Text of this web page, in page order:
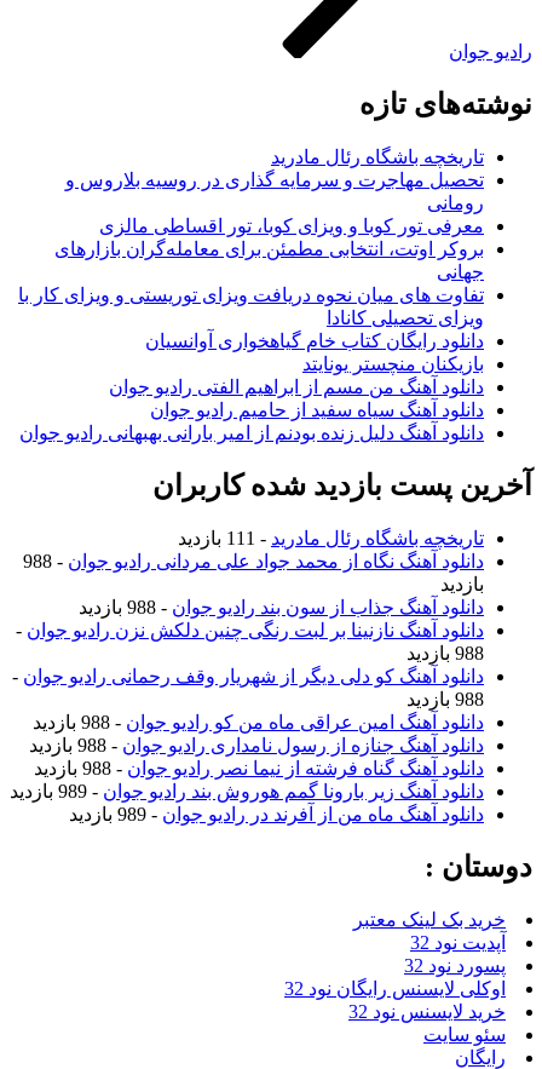
رادیو جوان
نوشته‌های تازه
تاریخچه باشگاه رئال مادرید
تحصیل مهاجرت و سرمایه گذاری در روسیه بلاروس و
رومانی
معرفی تور کوبا و ویزای کوبا، تور اقساطی مالزی
بروکر اوتت، انتخابی مطمئن برای معامله‌گران بازارهای
جهانی
تفاوت های میان نحوه دریافت ویزای توریستی و ویزای کار با
ویزای تحصیلی کانادا
دانلود رایگان کتاب خام گیاهخواری آوانسیان
بازیکنان منچستر یونایتد
دانلود آهنگ من مسم از ابراهیم الفتی رادیو جوان
دانلود آهنگ سیاه سفید از حامیم رادیو جوان
دانلود آهنگ دلیل زنده بودنم از امیر بارانی بهبهانی رادیو جوان
آخرین پست بازدید شده کاربران
تاریخچه باشگاه رئال مادرید - 111 بازدید
دانلود آهنگ نگاه از محمد جواد علی مردانی رادیو جوان
- 988
بازدید
دانلود آهنگ جذاب از سون بند رادیو جوان - 988 بازدید
دانلود آهنگ نازنینا بر لبت رنگی چنین دلکش نزن رادیو جوان -
988 بازدید
دانلود آهنگ کو دلی دیگر از شهریار وقف رحمانی رادیو جوان -
988 بازدید
دانلود آهنگ امین عراقی ماه من کو رادیو جوان - 988 بازدید
دانلود آهنگ جنازه از رسول نامداری رادیو جوان - 988 بازدید
دانلود آهنگ گناه فرشته از نیما نصر رادیو جوان - 988 بازدید
دانلود آهنگ زیر بارونا گمم هوروش بند رادیو جوان - 989 بازدید
دانلود آهنگ ماه من از آفرند در رادیو جوان - 989 بازدید
دوستان :
خرید بک لینک معتبر
آپدیت نود 32
پسورد نود 32
اوکلی لایسنس رایگان نود 32
خرید لایسنس نود 32
سئو سایت
رایگان